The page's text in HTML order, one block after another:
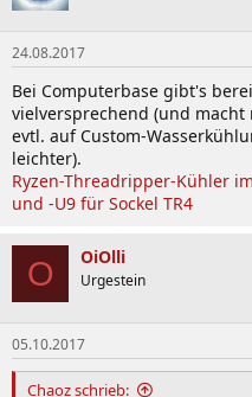
24.08.2017
Bei Computerbase gibt's
vielversprechend (und
evtl. auf Custom-
leichter).
Ryzen-Threadripper-Kühler
und -U9 für Sockel TR4
O OiOlli
Urgestein
05.10.2017
Chaoz schrieb: